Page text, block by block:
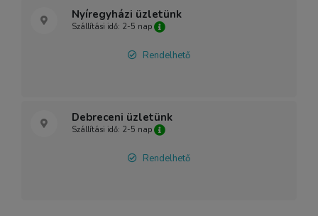
Nyíregyházi üzletünk
Szállítási idő: 2-5 nap
Rendelhető
Debreceni üzletünk
Szállítási idő: 2-5 nap
Rendelhető